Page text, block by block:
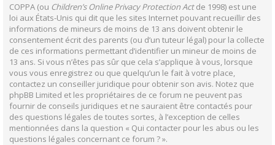
COPPA (ou Children’s Online Privacy Protection Actde 1998) est une
loi aux États-Unis qui dit que les sites Internet pouvant recueillir des
informations de mineurs de moins de 13 ans doivent obtenir le
consentement écrit des parents (ou d’un tuteur légal) pour la collecte
de ces informations permettant d’identifier un mineur de moins de
13 ans. Si vous n’êtes pas sûr que cela s’applique à vous, lorsque
vous vous enregistrez ou que quelqu’un le fait à votre place,
contactez un conseiller juridique pour obtenir son avis. Notez que
phpBB Limited et les propriétaires de ce forum ne peuvent pas
fournir de conseils juridiques et ne sauraient être contactés pour
des questions légales de toutes sortes, à l’exception de celles
mentionnées dans la question « Qui contacter pour les abus ou les
questions légales concernant ce forum ? ».